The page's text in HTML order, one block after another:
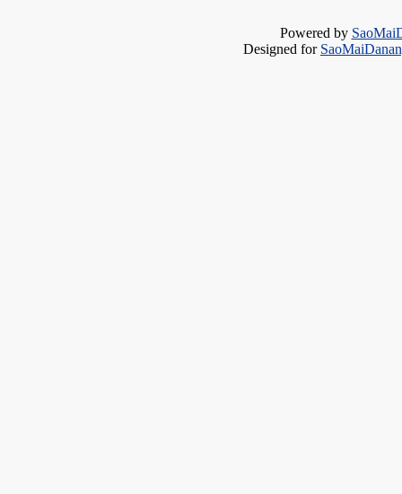
Powered by
Designed for